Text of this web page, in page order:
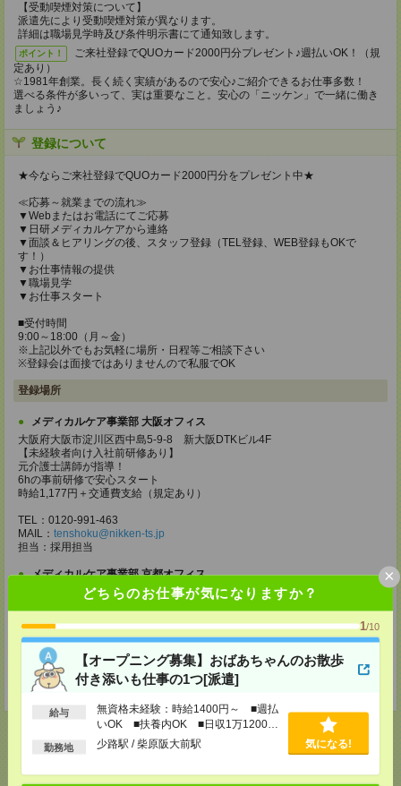
どちらのお仕事が気になりますか？
1/10
【オープニング募集】おばあちゃんのお散歩
付き添いも仕事の1つ[派遣]
給与
無資格未経験：時給1400円～ ■週払
いOK ■扶養内OK ■日収1万1200円
以上
勤務地 少路駅 / 柴原阪大前駅 気になる!
×
【受動喫煙対策について】
派遣先により受動喫煙対策が異なります。
詳細は職場見学時及び条件明示書にて通知致します。
ポイント！
ご来社登録でQUOカード2000円分プレゼント♪週払いOK！（規
定あり）
☆1981年創業。長く続く実績があるので安心♪ご紹介できるお仕事多数！
選べる条件が多いって、実は重要なこと。安心の「ニッケン」で一緒に働き
ましょう♪
登録について
★今ならご来社登録でQUOカード2000円分をプレゼント中★
≪応募～就業までの流れ≫
▼Webまたはお電話にてご応募
▼日研メディカルケアから連絡
▼面談＆ヒアリングの後、スタッフ登録（TEL登録、WEB登録もOKで
す！）
▼お仕事情報の提供
▼職場見学
▼お仕事スタート
■受付時間
9:00～18:00（月～金）
※上記以外でもお気軽に場所・日程等ご相談下さい
※登録会は面接ではありませんので私服でOK
登録場所
メディカルケア事業部 大阪オフィス
大阪府大阪市淀川区西中島5-9-8 新大阪DTKビル4F
【未経験者向け入社前研修あり】
元介護士講師が指導！
6hの事前研修で安心スタート
時給1,177円＋交通費支給（規定あり）
TEL：0120-991-463
MAIL： tenshoku@nikken-ts.jp
担当：採用担当
メディカルケア事業部 京都オフィス
京都府京都市下京区東塩小路町843番地2 日本生命京都ヤサカビル5F
担当：採用担当
登録交通費
★今ならご来社登録でQUOカード2000円分をプレゼント中★
応募ページへ